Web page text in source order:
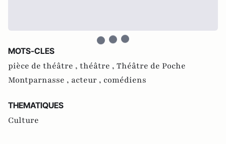
MOTS-CLES
pièce de théâtre , théâtre , Théâtre de Poche
Montparnasse , acteur , comédiens
THEMATIQUES
Culture